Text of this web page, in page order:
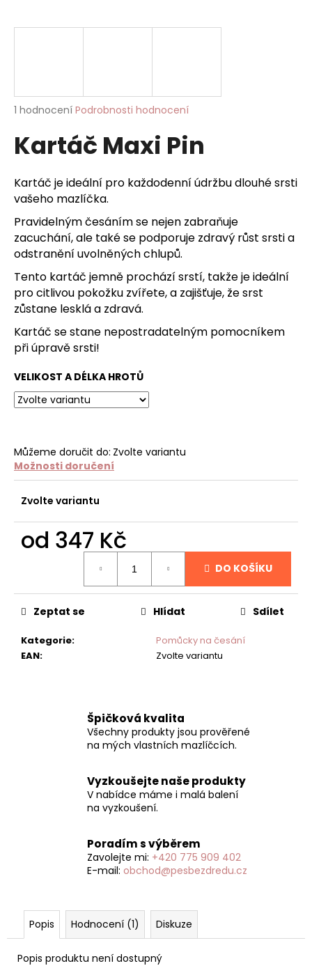
Průměrné
produktu
je
z
5
hvězdiček.
1 hodnocení Podrobnosti hodnocení
Kartáč Maxi Pin
Kartáč je ideální pro každodenní údržbu dlouhé srsti
vašeho mazlíčka.
Pravidelným česáním se nejen zabraňuje
zacuchání, ale také se podporuje zdravý růst srsti a
odstranění uvolněných chlupů.
Tento kartáč jemně prochází srstí, takže je ideální
pro citlivou pokožku zvířete, a zajišťuje, že srst
zůstane lesklá a zdravá.
Kartáč se stane nepostradatelným pomocníkem
při úpravě srsti!
VELIKOST A DÉLKA HROTŮ
Můžeme doručit do: Zvolte variantu
Možnosti doručení
Zvolte variantu
od 347 Kč
DO KOŠÍKU
Kategorie:
Pomůcky na česání
EAN: Zvolte variantu
Zeptat se Hlídat Sdílet
Špičková kvalita
Všechny produkty jsou prověřené
na mých vlastních mazlíčcích.
Vyzkoušejte naše produkty
V nabídce máme i malá balení
na vyzkoušení.
Poradím s výběrem
Zavolejte mi: +420 775 909 402
E-mail: obchod@pesbezdredu.cz
Popis Hodnocení (1) Diskuze
Popis produktu není dostupný
j
?
D
o
p
o
r
u
č
u
j
e
m
e
SILK
PROTEIN
CONDITIONER
PLUSH
ULEHČUJE
199
Kč